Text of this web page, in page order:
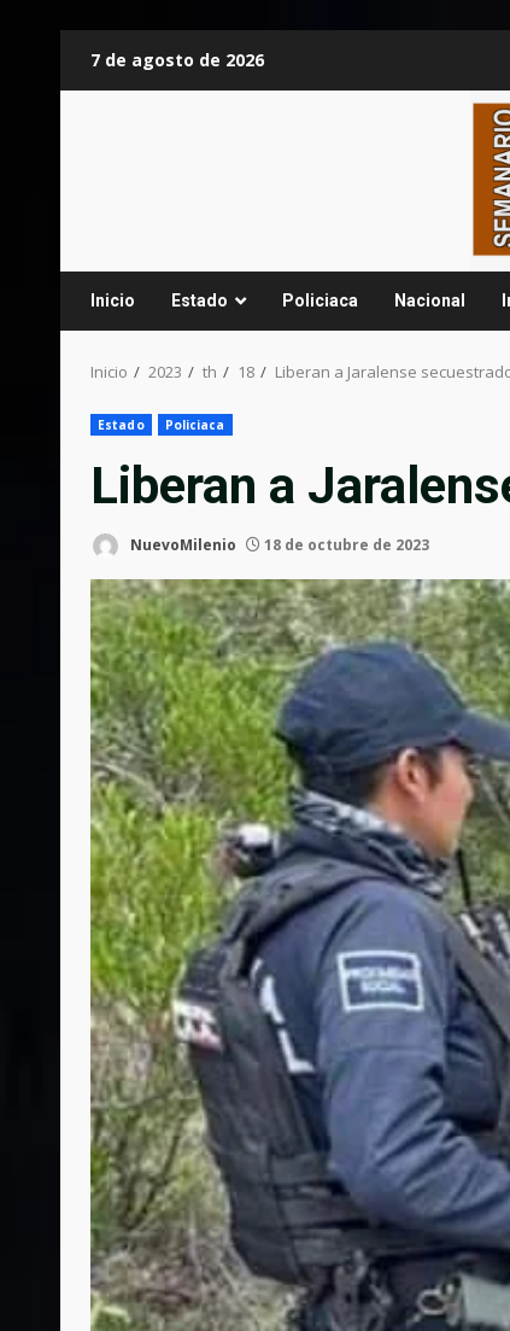
7 de agosto de 2026
Inicio Estado Policiaca Nacional
Inicio 2023 th 18 Liberan a Jaralense
Estado Policiaca
Liberan a
NuevoMilenio 18 de octubre de 2023